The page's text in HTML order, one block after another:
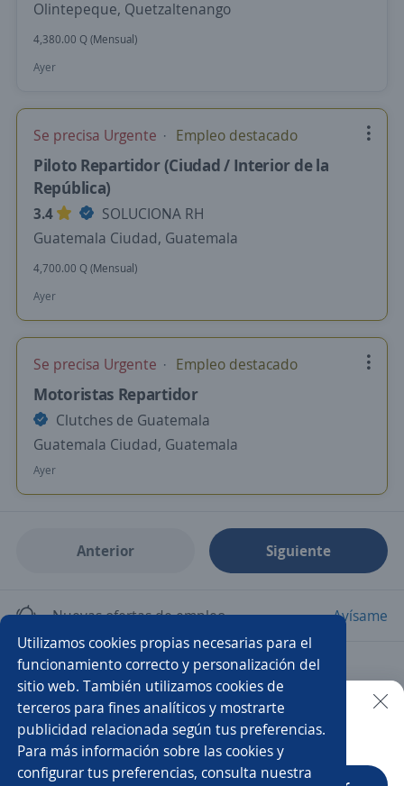
Utilizamos cookies propias necesarias para el
funcionamiento correcto y personalización del
sitio web. También utilizamos cookies de
terceros para fines analíticos y mostrarte
publicidad relacionada según tus preferencias.
Para más información sobre las cookies y
configurar tus preferencias, consulta nuestra
Olintepeque, Quetzaltenango
4,380.00 Q (Mensual)
Ayer
Se precisa Urgente Empleo destacado
Piloto Repartidor (Ciudad / Interior de la
República)
3.4
SOLUCIONA RH
Guatemala Ciudad, Guatemala
4,700.00 Q (Mensual)
Ayer
Se precisa Urgente Empleo destacado
Motoristas Repartidor
Clutches de Guatemala
Guatemala Ciudad, Guatemala
Ayer
Anterior Siguiente
Nuevas ofertas de empleo Avísame
Empleos similares
Mensajero/a Vendedor repartidor Reparto
Cobrador mensajero Auxiliar de distribución
Buscar es más fácil en la app